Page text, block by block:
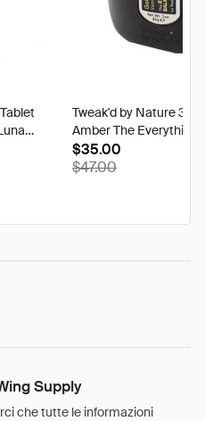
Tweak'd by Nature 3
Amber The Everything
$35.00
$47.00
Supply
che tutte le informazioni